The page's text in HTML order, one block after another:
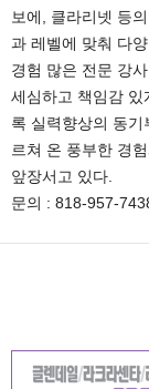
보에, 클라리넷 등
과 레벨에 맞춰 다
경험 많은 전문 강
세심하고 책임감 있
록 실력향상의 동
르쳐 온 풍부한 경
앞장서고 있다.
문의 : 818-957-